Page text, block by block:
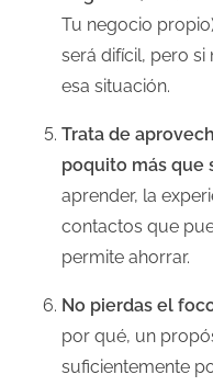
Tu negocio
será difícil, pero si
esa situación.
Trata de
poquito más que
aprender, la
contactos que
permite ahorrar.
No pierdas el
por qué, un
suficientemente